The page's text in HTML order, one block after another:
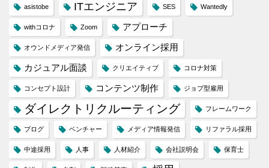
asistobe ITエンジニア SES Wantedly
withコロナ Zoom アプローチ
オウンドメディア発信 オンライン採用
カジュアル面談 クリエイティブ コロナ対策
コンセプト設計 コンテンツ制作 ジョブ型雇用
ダイレクトリクルーティング フレームワーク
ブログ ベンチャー メディア情報発信 リファラル採用
中途採用 人事 人材紹介 会社説明会 保育士